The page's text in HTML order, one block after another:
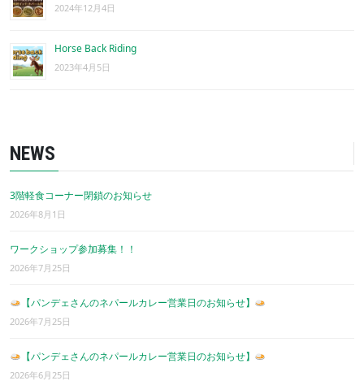
2024年12月4日
Horse Back Riding
2023年4月5日
NEWS
3階軽食コーナー閉鎖のお知らせ
2026年8月1日
ワークショップ参加募集！！
2026年7月25日
【パンデェさんのネパールカレー営業日のお知らせ】
2026年7月25日
【パンデェさんのネパールカレー営業日のお知らせ】
2026年6月25日